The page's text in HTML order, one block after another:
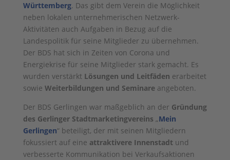
Württemberg. Das gibt dem Verein die Möglichkeit
neben lokalen unternehmerischen Netzwerk-
Aktivitäten auch Aufgaben in Bezug auf die
Landespolitik für seine Mitglieder zu übernehmen.
Der BDS hat sich in Zeiten von Corona und
Energiekrise für seine Mitglieder stark gemacht. Es
wurden verstärkt Lösungen und Leitfäden erarbeitet
sowie Weiterbildungen und Seminareangeboten.
Der BDS Gerlingen war maßgeblich an der Gründung
des Gerlinger Stadtmarketingvereins „Mein
Gerlingen“ beteiligt, der mit seinen Mitgliedern
fokussiert auf eine attraktivere Innenstadtund
verbesserte Kommunikation bei Verkaufsaktionen